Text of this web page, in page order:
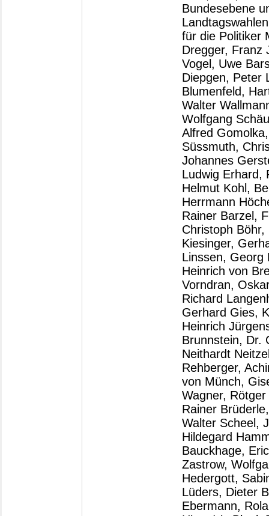
Bundesebene
für die Politiker
Dregger, Franz
Vogel, Uwe
Diepgen, Peter
Blumenfeld,
Walter
Wolfgang
Alfred
Süssmuth,
Johannes
Ludwig Erhard,
Helmut Kohl,
Herrmann
Rainer Barzel,
Christoph
Kiesinger,
Linssen, Georg
Heinrich von
Vorndran,
Richard
Gerhard Gies,
Heinrich
Brunnstein, Dr.
Neithardt
Rehberger,
von Münch,
Wagner,
Rainer
Walter Scheel,
Hildegard
Bauckhage,
Zastrow,
Hedergott,
Lüders, Dieter
Ebermann,